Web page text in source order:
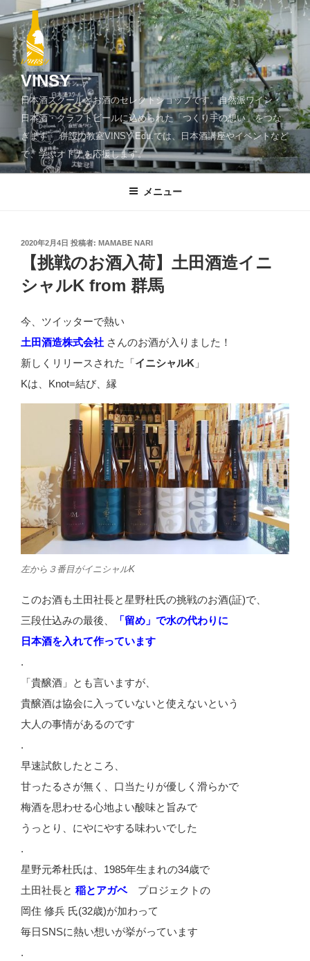
ン
ツ
へ
ッ
プ
VINSY
日本酒スクールとお酒のセレクトショップです。自然派ワイン・
日本酒・クラフトビールに込められた「つくり手の想い」をつな
ぎます。 併設の教室VINSY Edu.では、日本酒講座やイベントなど
で、学ぶオトナを応援します。
メニュー
投
2020年2月4日 投稿者: MAMABE NARI
【挑戦のお酒入荷】土田酒造イニ
シャルK from 群馬
今、ツイッターで熱い
土田酒造株式会社 さんのお酒が入りました！
新しくリリースされた「イニシャルK 」
Kは、Knot=結び、縁
左から３番目がイニシャルK
このお酒も土田社長と星野杜氏の挑戦のお酒(証)で、
三段仕込みの最後、
「留め」で水の代わりに
日本酒を入れて作っています
.
「貴醸酒」とも言いますが、
貴醸酒は協会に入っていないと使えないという
大人の事情があるのです
.
早速試飲したところ、
甘ったるさが無く、口当たりが優しく滑らかで
梅酒を思わせる心地よい酸味と旨みで
うっとり、にやにやする味わいでした
.
星野元希杜氏は、1985年生まれの34歳で
土田社長と 稲とアガベプロジェクトの
岡住 修兵 氏(32歳)が加わって
毎日SNSに熱い想いが挙がっています
.